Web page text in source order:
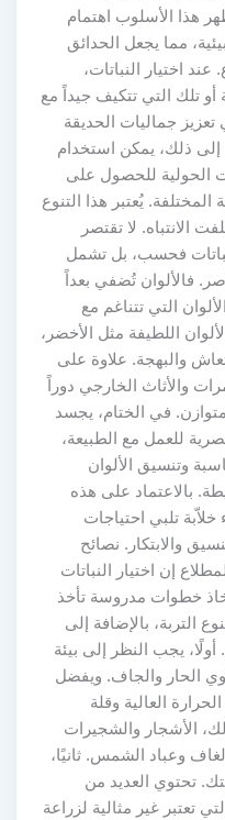
هذا الأسلوب اهتمام
مما يجعل الحدائق
اختيار النباتات،
أو تلك التي تتكيف جيداً مع
جماليات الحديقة
إلى ذلك، يمكن استخدام
الحولية للحصول على
يُعتبر هذا التنوع
الانتباه. لا تقتصر
فحسب، بل تشمل
فالألوان تُضفي بعداً
التي تتناغم مع
اللطيفة مثل الأخضر،
والبهجة. علاوة على
والأثاث الخارجي دوراً
في الختام، يجسد
للعمل مع الطبيعة،
وتنسيق الألوان
بالاعتماد على هذه
تلبي احتياجات
والابتكار. نصائح
إن اختيار النباتات
خطوات مدروسة تأخذ
التربة، بالإضافة إلى
أولًا، يجب النظر إلى بيئة
الحار والجاف. ويفضل
العالية وقلة
الأشجار والشجيرات
وعباد الشمس. ثانيًا،
تحتوي العديد من
تعتبر غير مثالية لزراعة